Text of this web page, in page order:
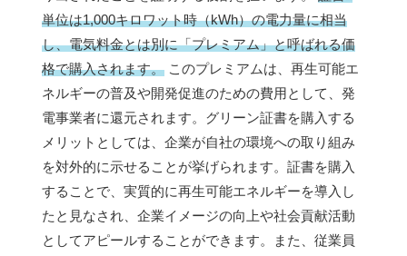
単位は1,000キロワット時（kWh）の電力量に相当
し、電気料金とは別に「プレミアム」と呼ばれる価
格で購入されます。 このプレミアムは、再生可能エ
ネルギーの普及や開発促進のための費用として、発
電事業者に還元されます。グリーン証書を購入する
メリットとしては、企業が自社の環境への取り組み
を対外的に示せることが挙げられます。証書を購入
することで、実質的に再生可能エネルギーを導入し
たと見なされ、企業イメージの向上や社会貢献活動
としてアピールすることができます。また、従業員